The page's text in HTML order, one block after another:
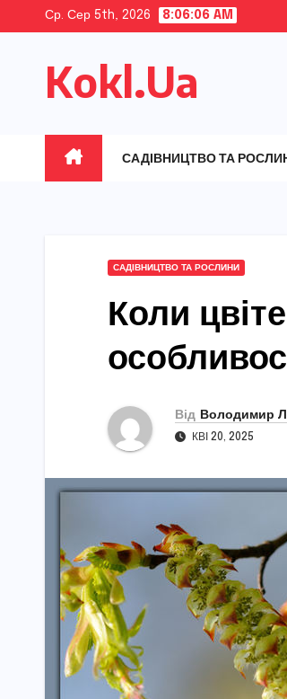
content
Ср. Сер 5th, 2026 8:06:07 AM
Kokl.Ua
САДІВНИЦТВО ТА
САДІВНИЦТВО ТА РОСЛИНИ
Коли
Від Володимир
КВІ 20, 2025